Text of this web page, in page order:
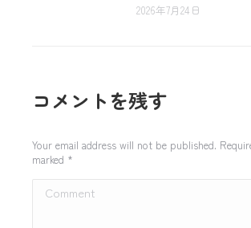
2026年7月24日
コメントを残す
Your email address will not be published.
marked *
Comment